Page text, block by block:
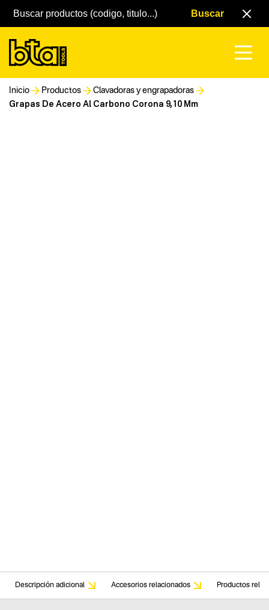
Inicio Productos Clavadoras y engrapadoras
Grapas De Acero Al Carbono Corona 9,10 Mm
Descripción adicional Accesorios relacionados Productos